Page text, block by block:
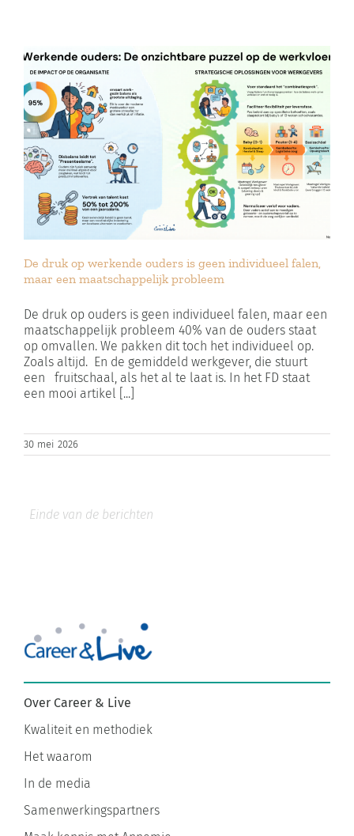
De druk op werkende ouders is geen individueel falen,
maar een maatschappelijk probleem
De druk op ouders is geen individueel falen, maar een
maatschappelijk probleem 40% van de ouders staat
op omvallen. We pakken dit toch het individueel op.
Zoals altijd. En de gemiddeld werkgever, die stuurt
een fruitschaal, als het al te laat is. In het FD staat
een mooi artikel [...]
30 mei 2026
Over Career & Live
Maak kennis met Annemie